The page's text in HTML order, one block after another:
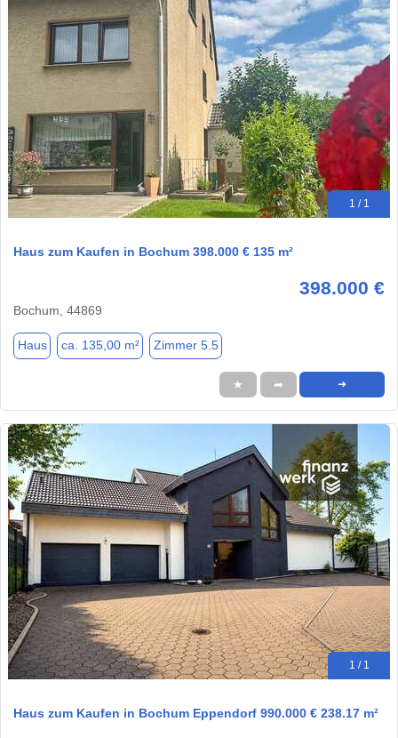
1 / 1
Haus zum Kaufen in Bochum 398.000 € 135 m²
398.000 €
Bochum, 44869
Haus ca. 135,00 m² Zimmer 5.5
★ ➦ ➜
1 / 1
Haus zum Kaufen in Bochum Eppendorf 990.000 € 238.17 m²